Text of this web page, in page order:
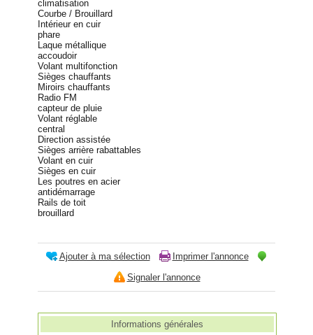
climatisation
Courbe / Brouillard
Intérieur en cuir
phare
Laque métallique
accoudoir
Volant multifonction
Sièges chauffants
Miroirs chauffants
Radio FM
capteur de pluie
Volant réglable
central
Direction assistée
Sièges arrière rabattables
Volant en cuir
Sièges en cuir
Les poutres en acier
antidémarrage
Rails de toit
brouillard
Ajouter à ma sélection
Imprimer l'annonce
Signaler l'annonce
Informations générales